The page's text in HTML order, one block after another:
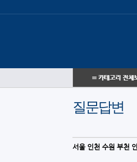
질문답변
서울 인천 수원 부천